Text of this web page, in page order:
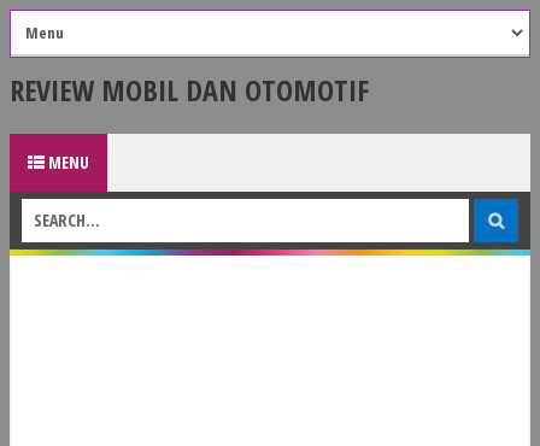
REVIEW MOBIL DAN OTOMOTIF
MENU